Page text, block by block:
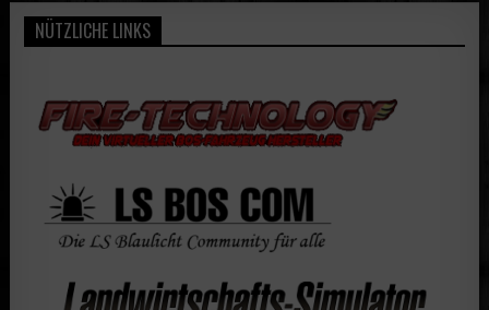
NÜTZLICHE LINKS